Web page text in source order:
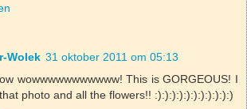
Wolek 31 oktober 2011 om 05:13
wowwwwwwwwwww! This is GORGEOUS! I
photo and all the flowers!! :):):):):):):):):):):)